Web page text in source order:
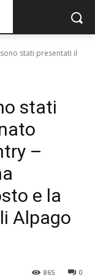
stati presentati il
stati
–
e la
Alpago
0
865